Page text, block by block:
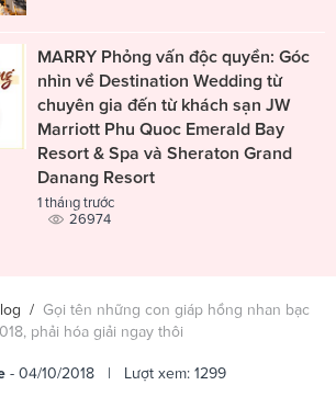
MARRY Phỏng vấn độc quyền: Góc
nhìn về Destination Wedding từ
chuyên gia đến từ khách sạn JW
Marriott Phu Quoc Emerald Bay
Resort & Spa và Sheraton Grand
Danang Resort
1 tháng trước
26974
/ Gọi tên những con giáp hồng nhan bạc
phải hóa giải ngay thôi
- 04/10/2018 | Lượt xem: 1299